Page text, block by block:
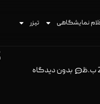
نمایشگاهی تیزر
5
بدون دیدگاه